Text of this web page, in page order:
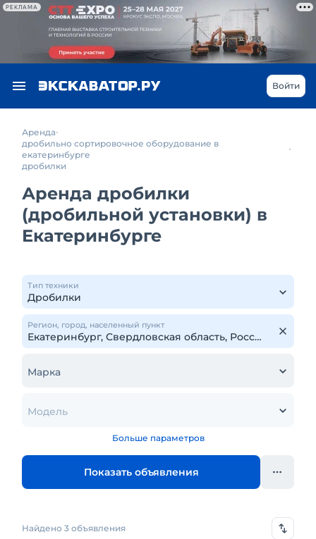
РЕКЛАМА
Войти
Аренда
дробильно сортировочное оборудование в
екатеринбурге
дробилки
Аренда дробилки
(дробильной установки) в
Екатеринбурге
Тип техники
Регион, город, населенный пункт
Марка
Модель
Больше параметров
Показать объявления
Найдено 3 объявления